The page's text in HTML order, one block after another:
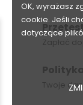
OK, wyrażasz
cookie. Jeśli
dotyczące
Zapłać
Twoje